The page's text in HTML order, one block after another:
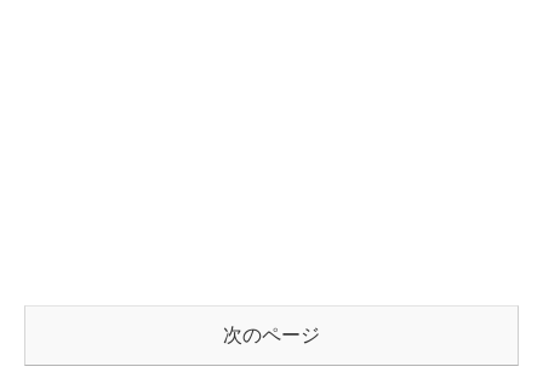
次のページ